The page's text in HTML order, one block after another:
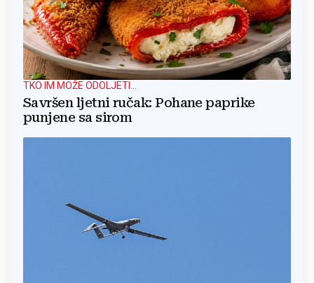
TKO IM MOŽE ODOLJETI...
Savršen ljetni ručak: Pohane paprike
punjene sa sirom